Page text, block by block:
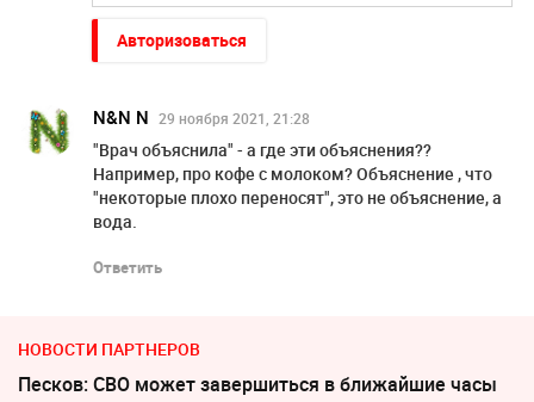
Авторизоваться
N&N N 29 ноября 2021, 21:28
"Врач объяснила" - а где эти объяснения??
Например, про кофе с молоком? Объяснение , что
"некоторые плохо переносят", это не объяснение, а
вода.
Ответить
НОВОСТИ ПАРТНЕРОВ
Песков: СВО может завершиться в ближайшие часы